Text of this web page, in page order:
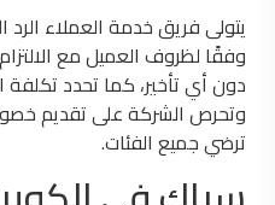
يتولى فريق خدمة العملاء الرد
وفقًا لظروف العميل مع
دون أي تأخير، كما تحدد تكلفة
وتحرص الشركة على تقديم
ترضي جميع الفئات.